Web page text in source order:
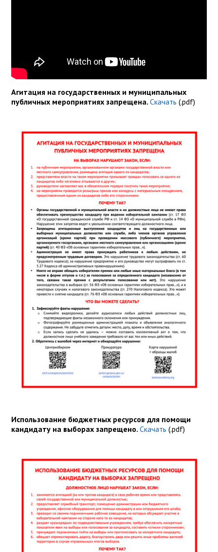
Агитация на государственных и муниципальных
публичных мероприятиях запрещена. Скачать (.pdf)
Использование бюджетных ресурсов для помощи
кандидату на выборах запрещено. Скачать (.pdf)